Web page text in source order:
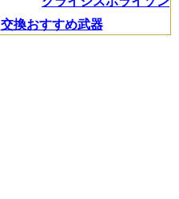
交換おすすめ武器